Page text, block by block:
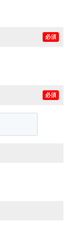
必須
必須